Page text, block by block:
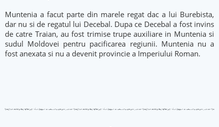
Muntenia a facut parte din marele regat dac a lui Burebista,
dar nu si de regatul lui Decebal. Dupa ce Decebal a fost invins
de catre Traian, au fost trimise trupe auxiliare in Muntenia si
sudul Moldovei pentru pacificarea regiunii. Muntenia nu a
fost anexata si nu a devenit provincie a Imperiului Roman.